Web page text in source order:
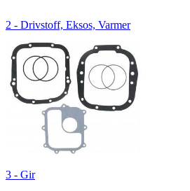
2 - Drivstoff, Eksos, Varmer
3 - Gir